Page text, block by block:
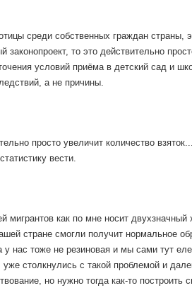
среди собственных граждан страны,
законопроект, то это действительно
условий приёма в детский сад и
а не причины.
просто увеличит количество
вести.
мигрантов как по мне носит
стране смогли получит нормальное
у нас тоже не резиновая и мы сами тут
столкнулись с такой проблемой и
но нужно тогда как-то